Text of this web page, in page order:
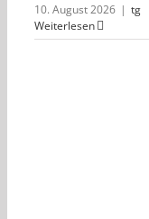
10. August 2026 | tg
Weiterlesen